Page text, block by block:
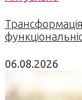
06.08.2026